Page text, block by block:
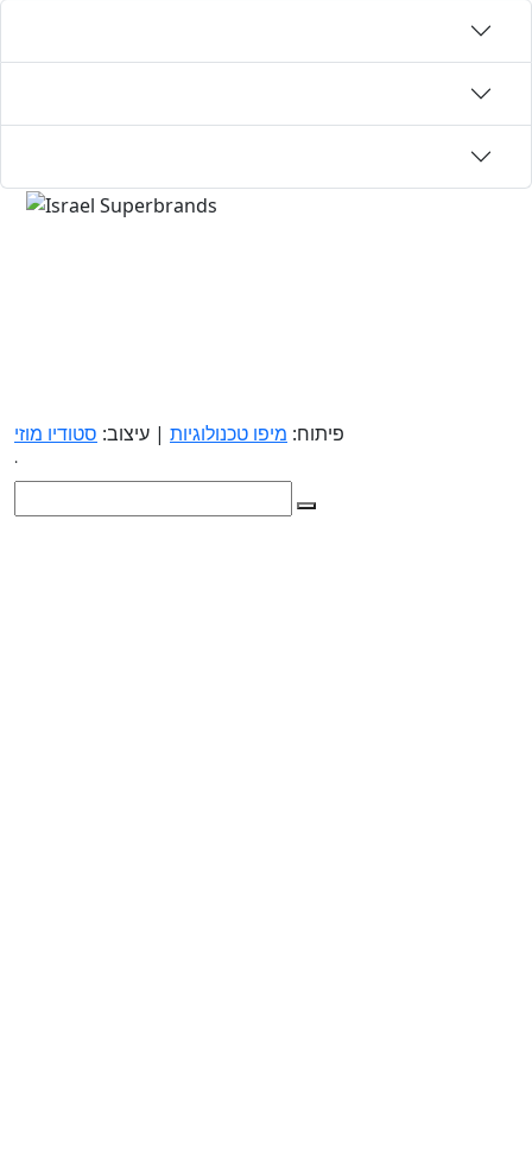
פיתוח: מיפו טכנולוגיות | עיצוב: סטודיו מוזי
.